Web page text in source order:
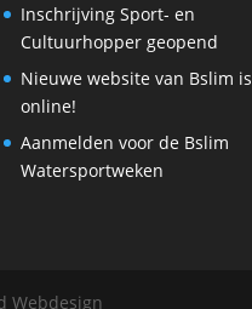
Inschrijving Sport- en
Cultuurhopper geopend
Nieuwe website van Bslim is
online!
Aanmelden voor de Bslim
Watersportweken
Webdesign